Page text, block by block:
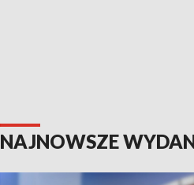
NAJNOWSZE